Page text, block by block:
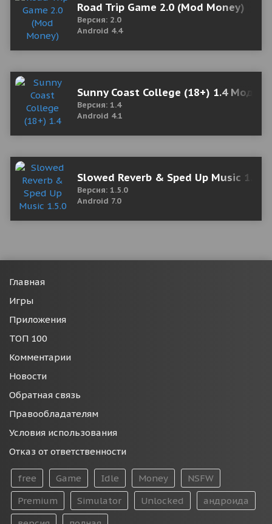
Road Trip Game 2.0 (Mod Money)
Версия: 2.0
Android 4.4
Sunny Coast College (18+) 1.4 Мод
Версия: 1.4
Android 4.1
Slowed Reverb & Sped Up Music
Версия: 1.5.0
Android 7.0
Главная
Игры
Приложения
ТОП 100
Комментарии
Новости
Обратная связь
Правообладателям
Условия использования
Отказ от ответственности
free Game Idle Money
NSFW
Premium
Simulator Unlocked
андроида